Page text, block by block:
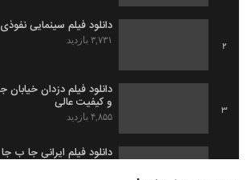
2
دانلود فیلم سینمایی نفوذی
۳,۷۳۱ بازدید
3
دانلود فیلم دزدان
و کیفیت عالی
۴,۸۵۵ بازدید
دانلود فیلم ایرانی جا ب جا